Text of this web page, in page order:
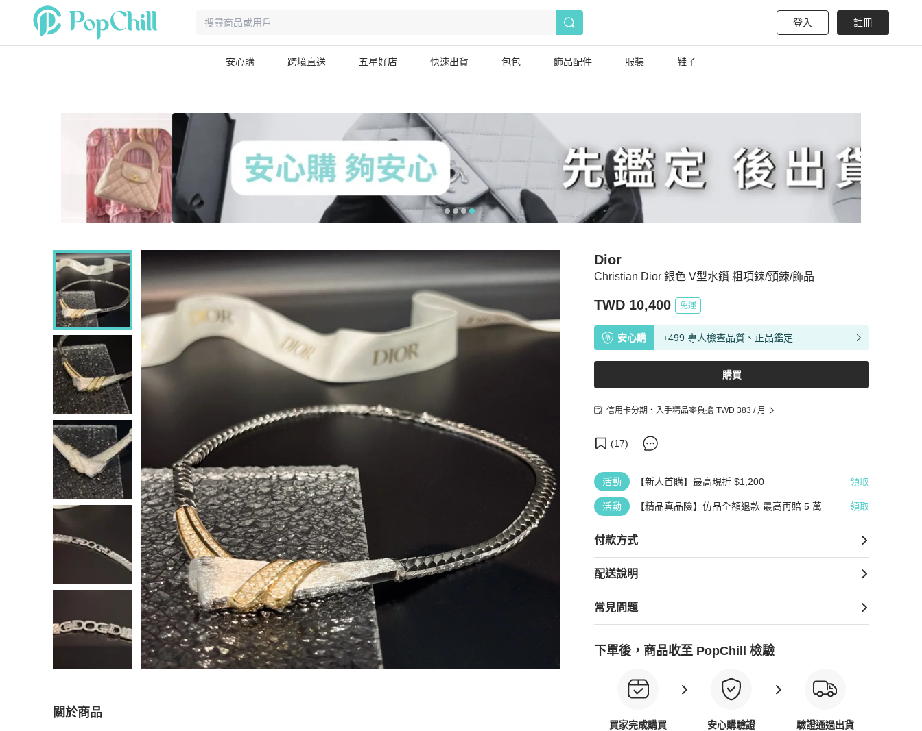
登入 註冊
安心購 跨境直送 五星好店 快速出貨 包包 飾品配件 服裝 鞋子
Christian Dior 銀色 V型水鑽 粗項鍊/頸鍊/飾品
Dior
TWD 10,400 免運
安心購 +499 專人檢查品質、正品鑑定
購買
信用卡分期・入手精品零負擔 TWD 383 / 月
(17)
活動 【新人首購】最高現折 $1,200 領取
活動 【精品真品險】仿品全額退款 最高再賠 5 萬 領取
付款方式
配送說明
常見問題
下單後，商品收至 PopChill 檢驗
買家完成購買 安心購驗證 驗證通過出貨
關於商品